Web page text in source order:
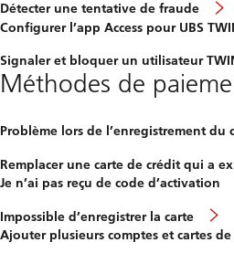
Détecter une tentative de fraude
Configurer l’app Access pour UBS
Signaler et bloquer un utilisateur
Méthodes de
Problème lors de l’enregistrement du
Remplacer une carte de crédit qui a
Je n’ai pas reçu de code d’activation
Impossible d’enregistrer la carte
Ajouter plusieurs comptes et cartes